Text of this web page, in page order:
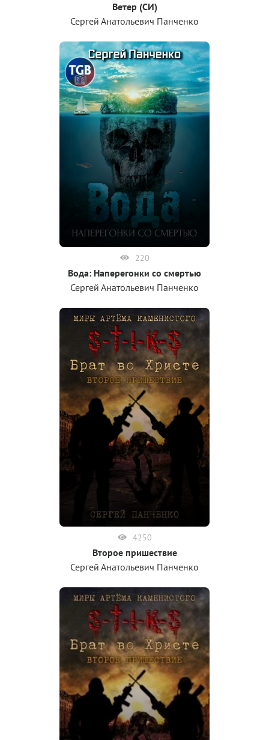
Ветер (СИ)
Сергей Анатольевич Панченко
220
Вода: Наперегонки со смертью
Сергей Анатольевич Панченко
4250
Второе пришествие
Сергей Анатольевич Панченко